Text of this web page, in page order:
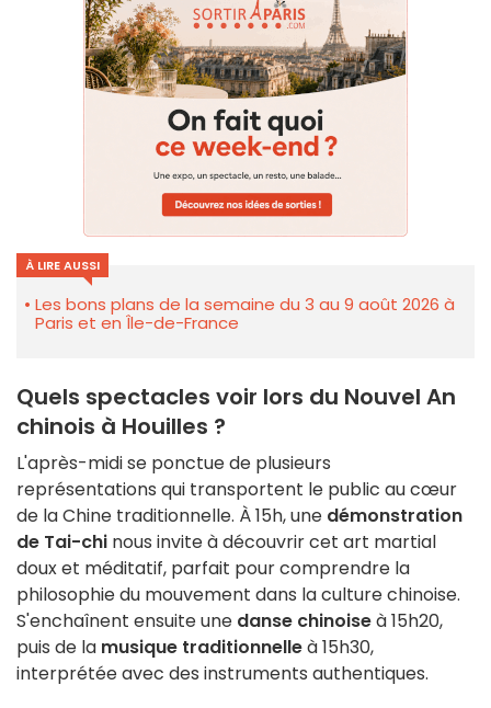
À LIRE AUSSI
Les bons plans de la semaine du 3 au 9 août 2026 à
Paris et en Île-de-France
Quels spectacles voir lors du Nouvel An
chinois à Houilles ?
L'après-midi se ponctue de plusieurs
représentations qui transportent le public au cœur
de la Chine traditionnelle. À 15h, une démonstration
de Tai-chi nous invite à découvrir cet art martial
doux et méditatif, parfait pour comprendre la
philosophie du mouvement dans la culture chinoise.
S'enchaînent ensuite une danse chinoiseà 15h20,
puis de la musique traditionnelleà 15h30,
interprétée avec des instruments authentiques.